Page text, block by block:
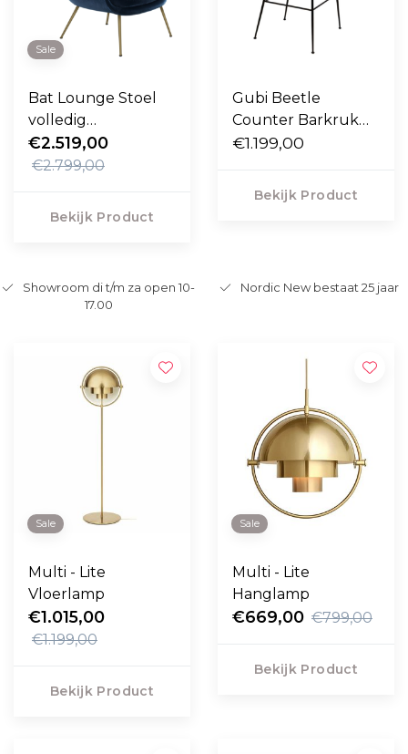
Sale
Bat Lounge Stoel
volledig
gestoffeerd, high
back, conic poten
€2.519,00
€2.799,00
Bekijk Product
Gubi Beetle
Counter Barkruk
volledig
voet H67
€1.199,00
Bekijk Product
Showroom di t/m za open 10-
17.00
Nordic New bestaat 25 jaar
Sale
Multi - Lite
Vloerlamp
€1.015,00
€1.199,00
Bekijk Product
Sale
Multi - Lite
Hanglamp
€669,00 €799,00
Bekijk Product